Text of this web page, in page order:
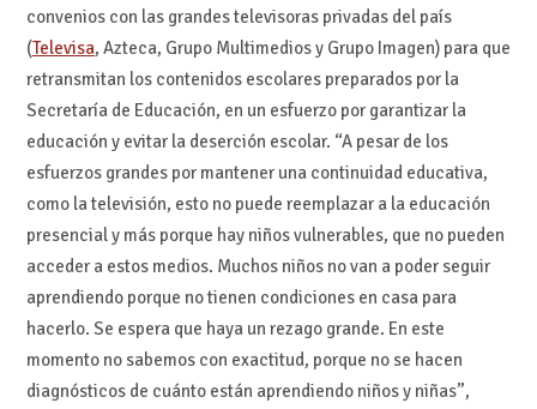
convenios con las grandes televisoras privadas del país
(Televisa, Azteca, Grupo Multimedios y Grupo Imagen) para que
retransmitan los contenidos escolares preparados por la
Secretaría de Educación, en un esfuerzo por garantizar la
educación y evitar la deserción escolar. “A pesar de los
esfuerzos grandes por mantener una continuidad educativa,
como la televisión, esto no puede reemplazar a la educación
presencial y más porque hay niños vulnerables, que no pueden
acceder a estos medios. Muchos niños no van a poder seguir
aprendiendo porque no tienen condiciones en casa para
hacerlo. Se espera que haya un rezago grande. En este
momento no sabemos con exactitud, porque no se hacen
diagnósticos de cuánto están aprendiendo niños y niñas”,